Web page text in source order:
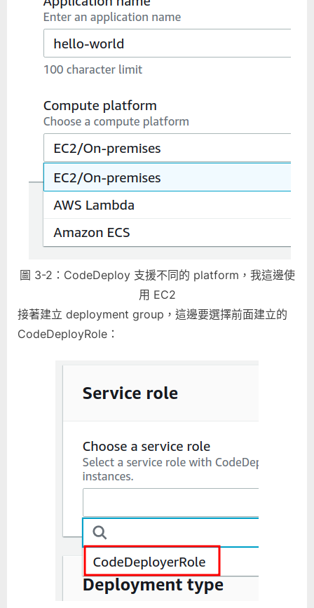
圖 3-2：CodeDeploy 支援不同的 platform，我這邊使
用 EC2
接著建立 deployment group，這邊要選擇前面建立的
CodeDeployRole：